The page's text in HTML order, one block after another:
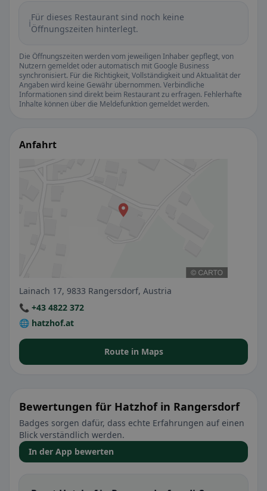
ℹ️Für dieses Restaurant sind noch keine
Öffnungszeiten hinterlegt.
Die Öffnungszeiten werden vom jeweiligen Inhaber gepflegt, von
Nutzern gemeldet oder automatisch mit Google Business
synchronisiert. Für die Richtigkeit, Vollständigkeit und Aktualität der
Angaben wird keine Gewähr übernommen. Verbindliche
Informationen sind direkt beim Restaurant zu erfragen. Fehlerhafte
Inhalte können über die Meldefunktion gemeldet werden.
Anfahrt
Lainach 17, 9833 Rangersdorf, Austria
📞 +43 4822 372
🌐 hatzhof.at
Route in Maps
Bewertungen für Hatzhof in Rangersdorf
Badges sorgen dafür, dass echte Erfahrungen auf einen
Blick verständlich werden.
In der App bewerten